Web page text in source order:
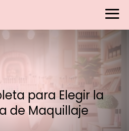
para Elegir la
de Maquillaje